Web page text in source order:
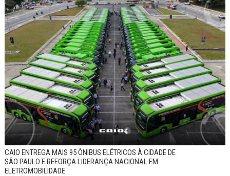
CAIO ENTREGA MAIS 95 ÔNIBUS ELÉTRICOS À CIDADE DE
SÃO PAULO E REFORÇA LIDERANÇA NACIONAL EM
ELETROMOBILIDADE